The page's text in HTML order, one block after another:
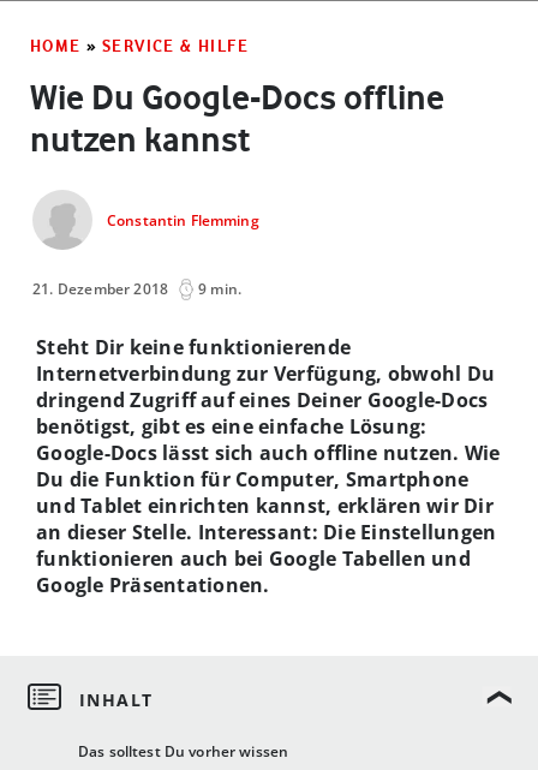
HOME » SERVICE & HILFE
Wie Du Google-Docs offline
nutzen kannst
Constantin Flemming
21. Dezember 2018 9 min.
Das solltest Du vorher wissen
Steht Dir keine funktionierende
Internetverbindung zur Verfügung, obwohl Du
dringend Zugriff auf eines Deiner Google-Docs
benötigst, gibt es eine einfache Lösung:
Google-Docs lässt sich auch offline nutzen. Wie
Du die Funktion für Computer, Smartphone
und Tablet einrichten kannst, erklären wir Dir
an dieser Stelle. Interessant: Die Einstellungen
funktionieren auch bei Google Tabellen und
Google Präsentationen.